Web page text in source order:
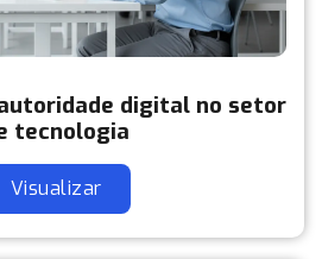
digital no setor
tecnologia
Visualizar